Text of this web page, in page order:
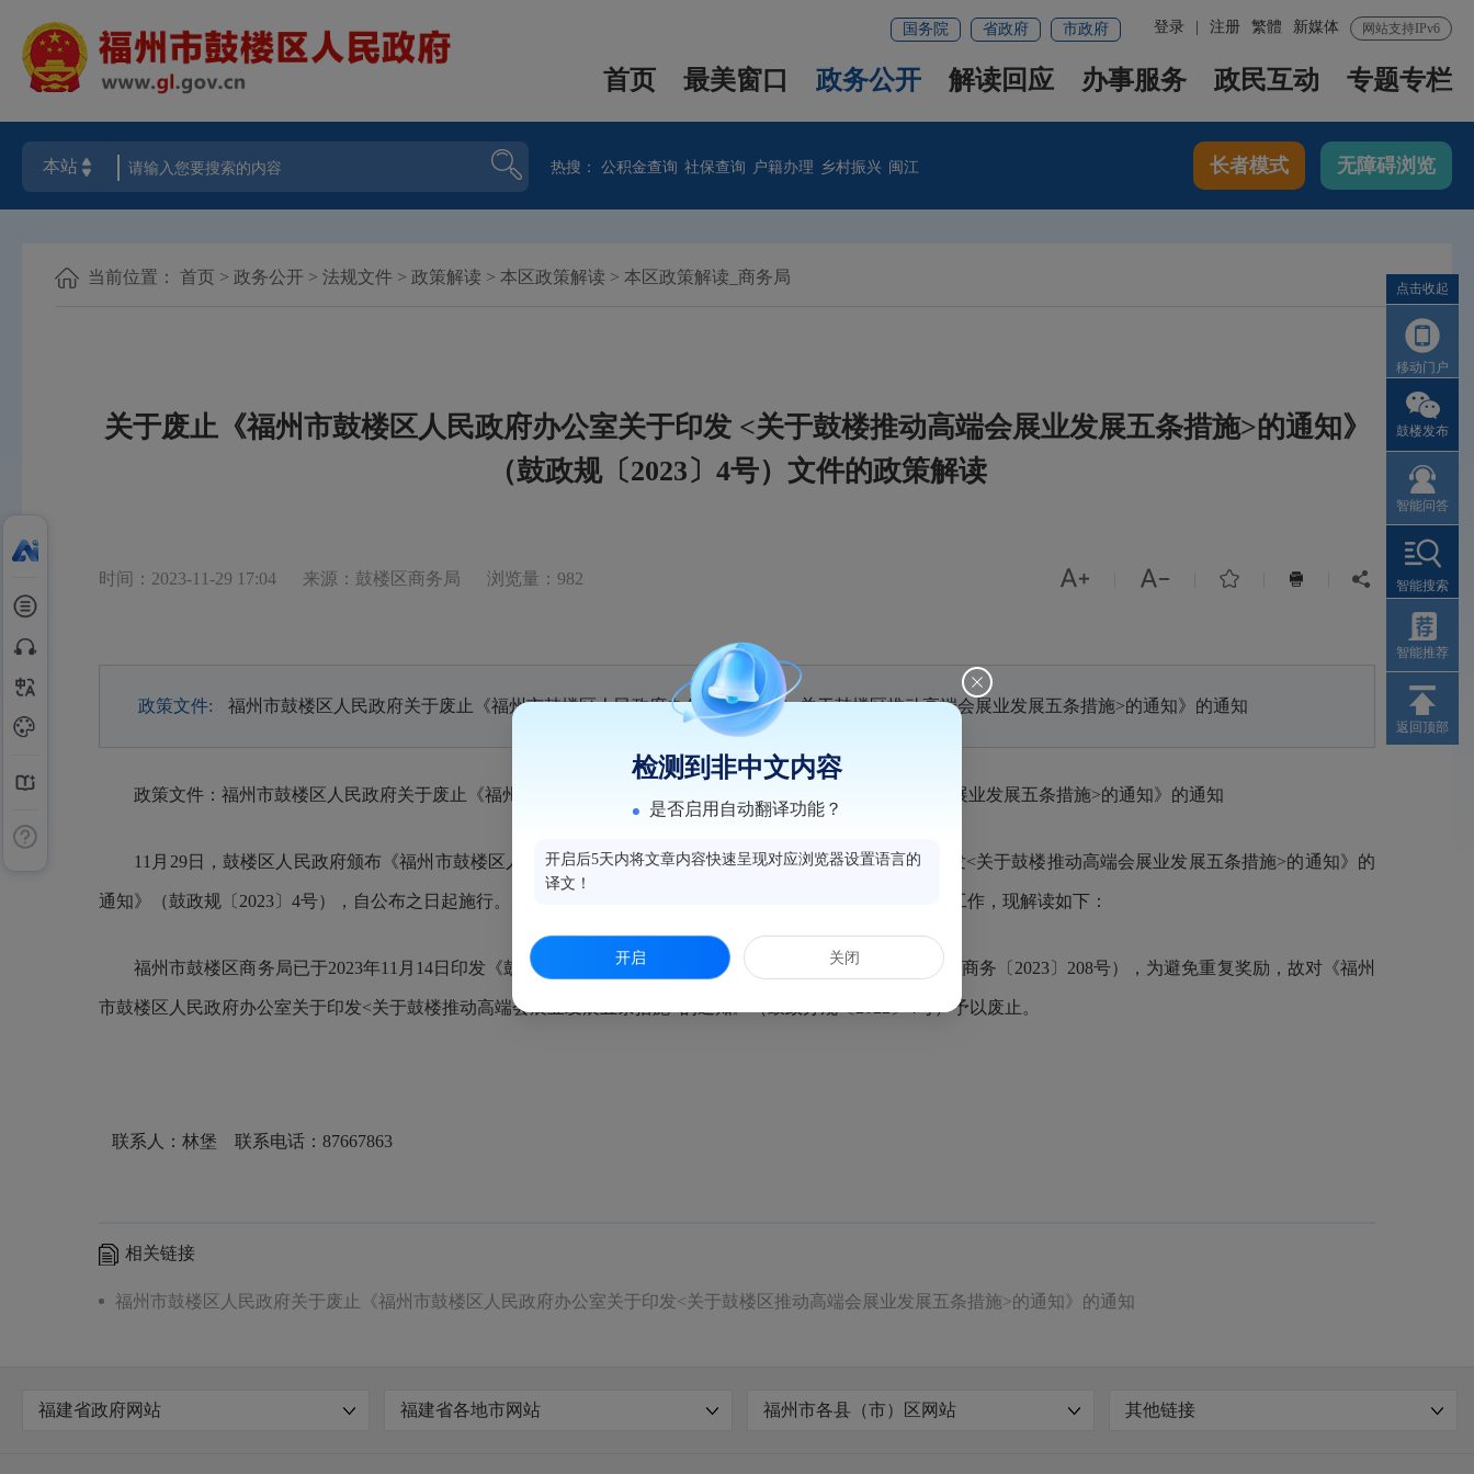
网站支持IPv6
新媒体
繁體
登录 注册
国务院 省政府 市政府
首页 最美窗口 政务公开 解读回应 办事服务 政民互动 专题专栏
热搜：公积金查询 社保查询 户籍办理 乡村振兴 闽江 长者模式 无障碍浏览
当前位置： 首页 > 政务公开 > 法规文件 > 政策解读 > 本区政策解读 > 本区政策解读_商务局
关于废止《福州市鼓楼区人民政府办公室关于印发 <关于鼓楼推动高端会展业发展五条措施>的通知》
（鼓政规〔2023〕4号）文件的政策解读
时间：2023-11-29 17:04 来源：鼓楼区商务局 浏览量：982     
政策文件: 福州市鼓楼区人民政府关于废止《福州市鼓楼区人民政府办公室关于印发<关于鼓楼区推动高端会展业发展五条措施>的通知》的通知
政策文件：福州市鼓楼区人民政府关于废止《福州市鼓楼区人民政府办公室关于印发<关于鼓楼推动高端会展业发展五条措施>的通知》的通知
11月29日，鼓楼区人民政府颁布《福州市鼓楼区人民政府关于废止《福州市鼓楼区人民政府办公室关于印发<关于鼓楼推动高端会展业发展五条措施>的通知》的
通知》（鼓政规〔2023〕4号），自公布之日起施行。为便于有关单位更好地理解相关内容，切实做好贯彻实施工作，现解读如下：
福州市鼓楼区商务局已于2023年11月14日印发《鼓楼区促进高端精品会展业发展的六条措施（试行）》（鼓商务〔2023〕208号），为避免重复奖励，故对《福州
市鼓楼区人民政府办公室关于印发<关于鼓楼推动高端会展业发展五条措施>的通知》（鼓政办规〔2022〕4号）予以废止。
联系人：林堡 联系电话：87667863
相关链接
福州市鼓楼区人民政府关于废止《福州市鼓楼区人民政府办公室关于印发<关于鼓楼区推动高端会展业发展五条措施>的通知》的通知
福建省政府网站 福建省各地市网站 福州市各县（市）区网站 其他链接
点击收起
移动门户
鼓楼发布
智能问答
智能搜索
智能推荐
返回顶部
检测到非中文内容
是否启用自动翻译功能？
开启后5天内将文章内容快速呈现对应浏览器设置语言的
译文！
开启 关闭